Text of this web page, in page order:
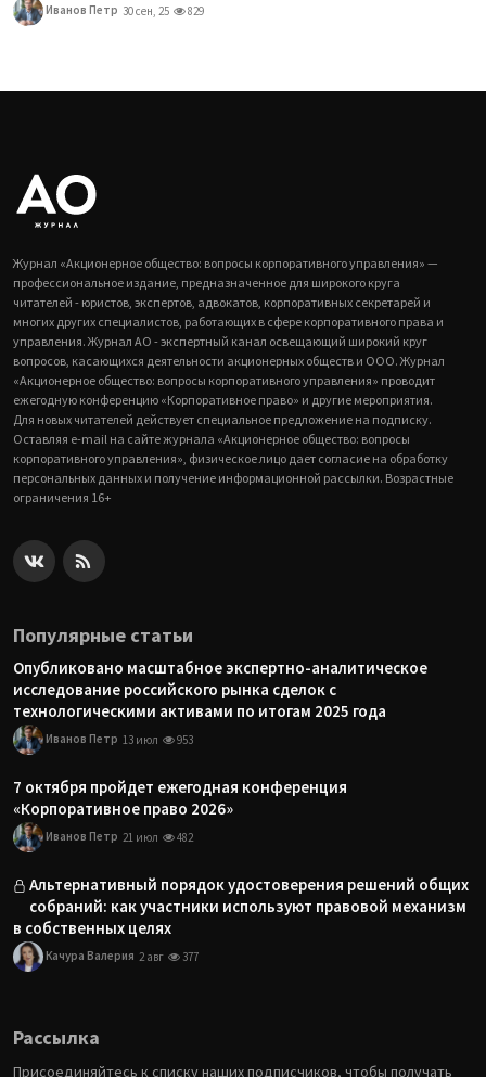
Иванов Петр 30 сен, 25 829
Журнал «Акционерное общество: вопросы корпоративного управления» —
профессиональное издание, предназначенное для широкого круга
читателей - юристов, экспертов, адвокатов, корпоративных секретарей и
многих других специалистов, работающих в сфере корпоративного права и
управления. Журнал АО - экспертный канал освещающий широкий круг
вопросов, касающихся деятельности акционерных обществ и ООО. Журнал
«Акционерное общество: вопросы корпоративного управления» проводит
ежегодную конференцию «Корпоративное право» и другие мероприятия.
Для новых читателей действует специальное предложение на подписку.
Оставляя e-mail на сайте журнала «Акционерное общество: вопросы
корпоративного управления», физическое лицо дает согласие на обработку
персональных данных и получение информационной рассылки. Возрастные
ограничения 16+
Популярные статьи
Опубликовано масштабное экспертно-аналитическое
исследование российского рынка сделок с
технологическими активами по итогам 2025 года
Иванов Петр 13 июл 953
7 октября пройдет ежегодная конференция
«Корпоративное право 2026»
Иванов Петр 21 июл 482
Альтернативный порядок удостоверения решений общих
собраний: как участники используют правовой механизм
в собственных целях
Качура Валерия 2 авг 377
Рассылка
Присоединяйтесь к списку наших подписчиков, чтобы получать